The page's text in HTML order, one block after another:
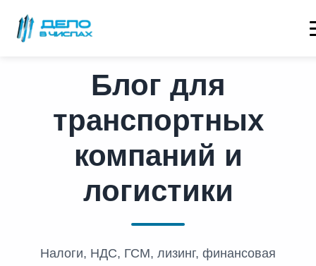
Блог для
транспортных
компаний и
логистики
Налоги, НДС, ГСМ, лизинг, финансовая